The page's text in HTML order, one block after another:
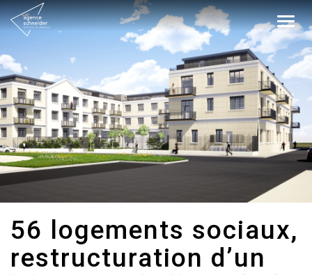
56 logements sociaux,
restructuration d’un